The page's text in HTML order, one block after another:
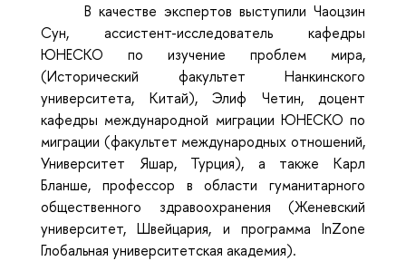
В качестве экспертов выступили Чаоцзин
Сун, ассистент-исследователь кафедры
ЮНЕСКО по изучение проблем мира,
(Исторический факультет Нанкинского
университета, Китай), Элиф Четин, доцент
кафедры международной миграции ЮНЕСКО по
миграции (факультет международных отношений,
Университет Яшар, Турция), а также Карл
Бланше, профессор в области гуманитарного
общественного здравоохранения (Женевский
университет, Швейцария, и программа InZone
Глобальная университетская академия).